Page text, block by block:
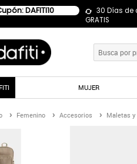
DAFITI10
30 Días de
GRATIS
MUJER
Femenino Accesorios Maletas